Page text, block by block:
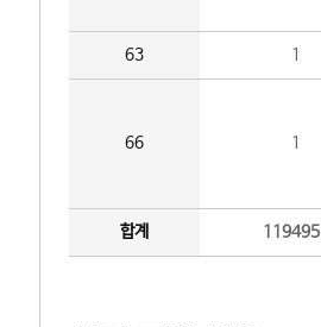
63 1
66 1
합계